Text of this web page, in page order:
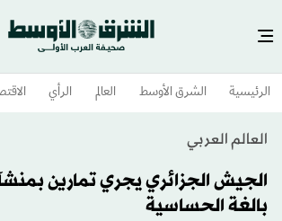
الرئيسية الشرق الأوسط​ العالم الرأي
العالم العربي
الجيش الجزائري يجري تمارين
بالغة الحساسية